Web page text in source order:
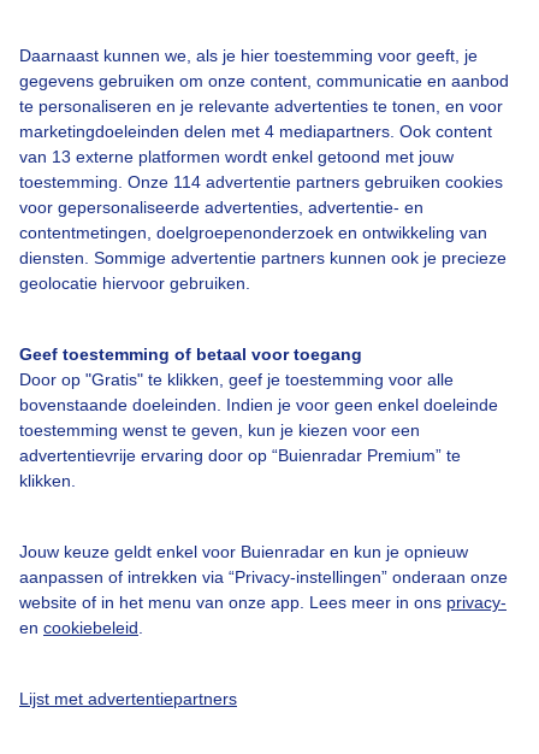
Daarnaast kunnen we, als je hier toestemming voor geeft, je
gegevens gebruiken om onze content, communicatie en aanbod
te personaliseren en je relevante advertenties te tonen, en voor
marketingdoeleinden delen met 4 mediapartners. Ook content
van 13 externe platformen wordt enkel getoond met jouw
toestemming. Onze 114 advertentie partners gebruiken cookies
voor gepersonaliseerde advertenties, advertentie- en
contentmetingen, doelgroepenonderzoek en ontwikkeling van
diensten. Sommige advertentie partners kunnen ook je precieze
geolocatie hiervoor gebruiken.
Geef toestemming of betaal voor toegang
Door op "Gratis" te klikken, geef je toestemming voor alle
bovenstaande doeleinden. Indien je voor geen enkel doeleinde
toestemming wenst te geven, kun je kiezen voor een
advertentievrije ervaring door op “Buienradar Premium” te
klikken.
Jouw keuze geldt enkel voor Buienradar en kun je opnieuw
aanpassen of intrekken via “Privacy-instellingen” onderaan onze
website of in het menu van onze app. Lees meer in ons privacy-
en cookiebeleid
Lijst met advertentiepartners
Over Buienradar
Bedrijfsgegevens
Contact
Toegankelijkheid
Gebruikersvoorwaarden
Adverteren
Privacy beleid
Cookie beleid